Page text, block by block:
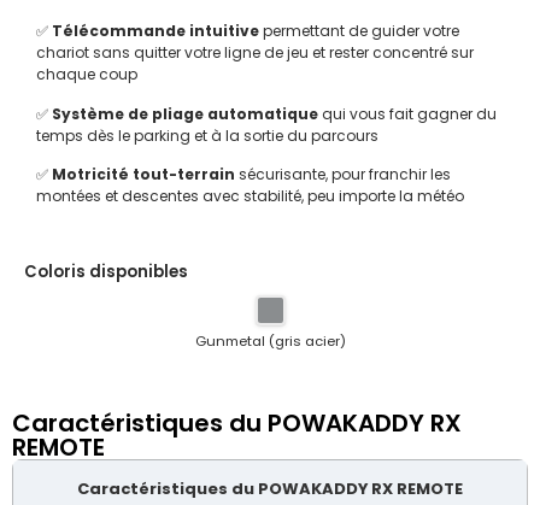
✅ Télécommande intuitivepermettant de guider votre
chariot sans quitter votre ligne de jeu et rester concentré sur
chaque coup
✅ Système de pliage automatiquequi vous fait gagner du
temps dès le parking et à la sortie du parcours
✅ Motricité tout-terrain sécurisante, pour franchir les
montées et descentes avec stabilité, peu importe la météo
Coloris disponibles
Gunmetal (gris acier)
Caractéristiques du POWAKADDY RX
REMOTE
Caractéristiques du POWAKADDY RX REMOTE